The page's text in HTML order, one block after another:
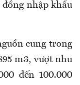
đồng nhập khẩu
cung trong
m3, vượt nhu
đến 100.000